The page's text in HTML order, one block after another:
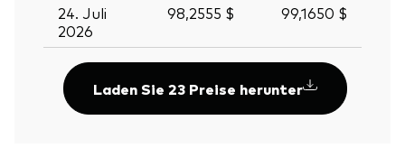
24. Juli
2026
98,2555 $ 99,1650 $
Laden Sie 23 Preise herunter